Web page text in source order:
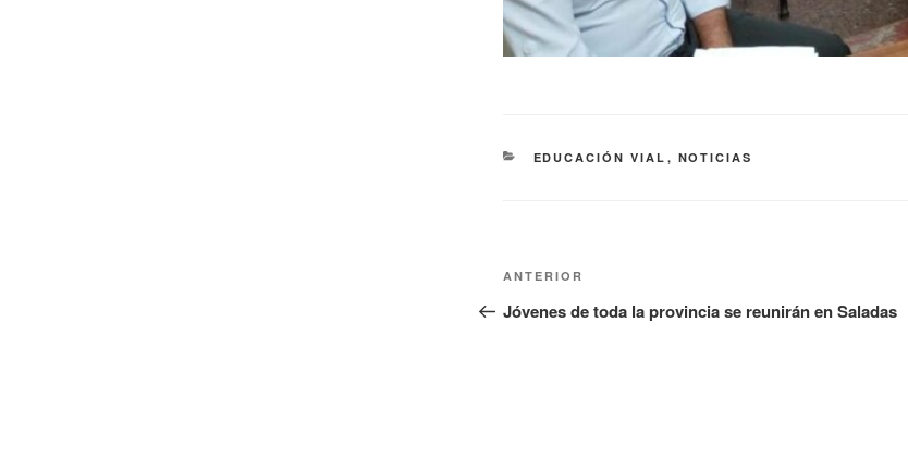
EDUCACIÓN VIAL , NOTICIAS
ANTERIOR
Jóvenes de toda la provincia se reunirán en Saladas